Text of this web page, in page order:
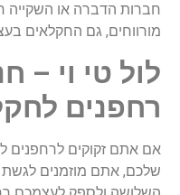
חברות הדברה או השקייה
מורווחים, גם החקלאים
לול טי וי –
רחפנים
אם אתם זקוקים לרחפנים
שלכם, אתם מוזמנים לגשת